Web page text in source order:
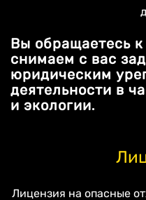
Вы обращаетесь
снимаем с вас
юридическим
деятельности в
и экологии.
Лицензия на опасные